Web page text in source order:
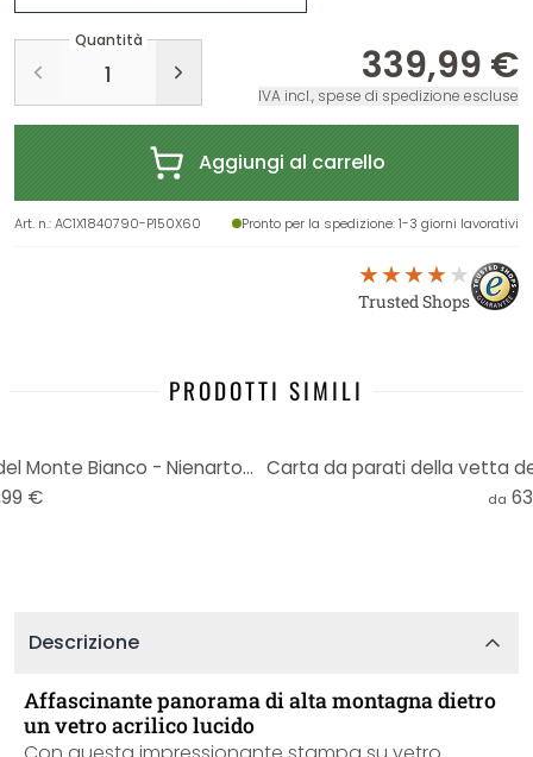
Quantità
339,99 €
IVA incl., spese di spedizione escluse
Aggiungi al carrello
Art. n.:AC1X1840790-P150X60 Pronto per la spedizione: 1-3 giorni lavorativi
Trusted Shops
PRODOTTI SIMILI
Stampa su legno della vetta del Monte Bianco - Nienartowicz - Round
€
da
Descrizione
Affascinante panorama di alta montagna dietro
un vetro acrilico lucido